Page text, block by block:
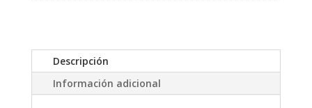
Descripción
Información adicional